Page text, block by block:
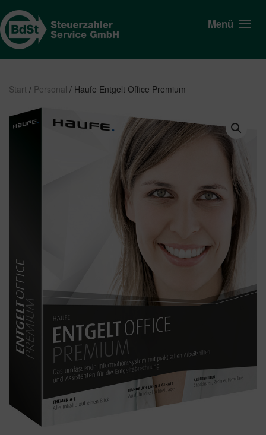
Menü
Start / Personal / Haufe Entgelt Office Premium